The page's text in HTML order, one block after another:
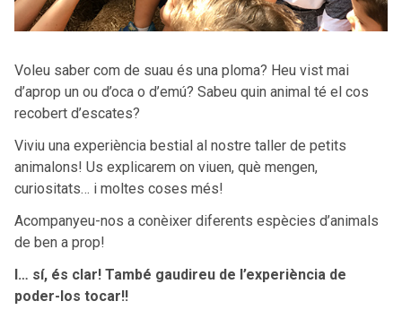
Voleu saber com de suau és una ploma? Heu vist mai
d’aprop un ou d’oca o d’emú? Sabeu quin animal té el cos
recobert d’escates?
Viviu una experiència bestial al nostre taller de petits
animalons! Us explicarem on viuen, què mengen,
curiositats… i moltes coses més!
Acompanyeu-nos a conèixer diferents espècies d’animals
de ben a prop!
I… sí, és clar! També gaudireu de l’experiència de
poder-los tocar!!